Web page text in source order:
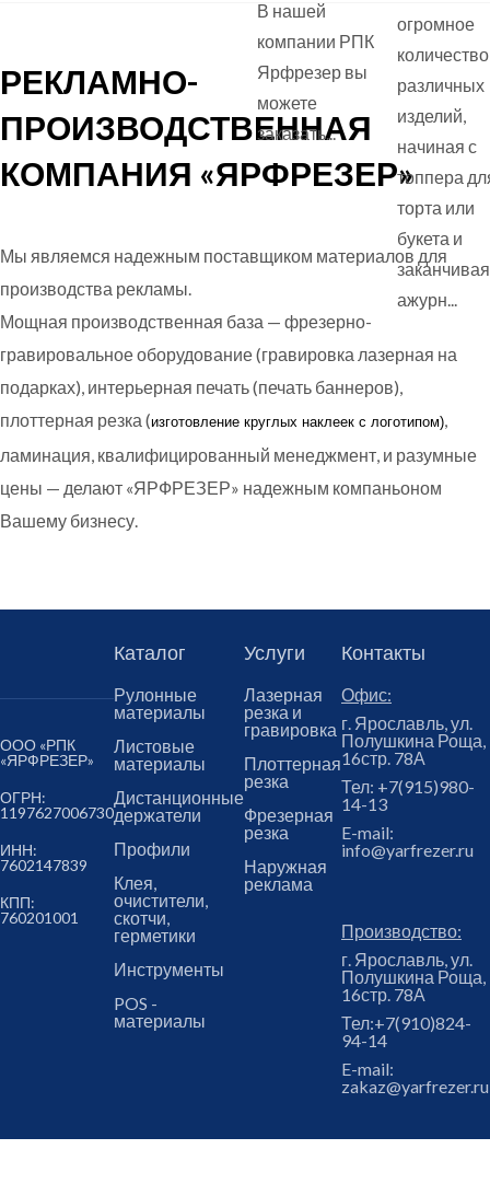
В нашей
компании РПК
Ярфрезер вы
можете
заказать...
огромное
количество
различных
изделий,
начиная с
топпера
торта или
букета и
заканчивая
ажурн...
РЕКЛАМНО-
ПРОИЗВОДСТВЕННАЯ
КОМПАНИЯ «ЯРФРЕЗЕР»
Мы являемся надежным поставщиком материалов для
производства рекламы.
Мощная производственная база — фрезерно-
гравировальное оборудование (гравировка лазерная на
подарках), интерьерная печать (печать баннеров),
плоттерная резка (изготовление круглых наклеек с логотипом),
ламинация, квалифицированный менеджмент, и разумные
цены — делают «ЯРФРЕЗЕР» надежным компаньоном
Вашему бизнесу.
ООО «РПК
«ЯРФРЕЗЕР»
ОГРН:
1197627006730
ИНН:
7602147839
КПП:
760201001
Каталог
Рулонные
материалы
Листовые
материалы
Дистанционные
держатели
Профили
Клея,
очистители,
скотчи,
герметики
Инструменты
POS -
материалы
Услуги
Лазерная
резка и
гравировка
Плоттерная
резка
Фрезерная
резка
Наружная
реклама
Контакты
Офис:
г. Ярославль, ул.
Полушкина Роща,
16стр. 78А
Тел: +7(915)980-
14-13
E-mail:
info@yarfrezer.ru
Производство:
г. Ярославль, ул.
Полушкина Роща,
16стр. 78А
Тел:+7(910)824-
94-14
E-mail:
zakaz@yarfrezer.ru